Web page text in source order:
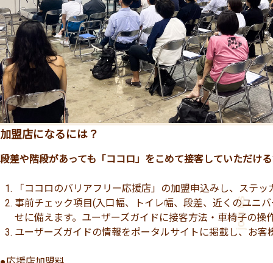
加盟店になるには？
段差や階段があっても「ココロ」をこめて接客していただけ
「ココロのバリアフリー応援店」の加盟申込みし、ステ
事前チェック項目(入口幅、トイレ幅、段差、近くのユニ
せに備えます。ユーザーズガイドに接客方法・車椅子の操
ユーザーズガイドの情報をポータルサイトに掲載し、お